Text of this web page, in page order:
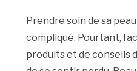
Prendre soin de sa
compliqué. Pourtant,
produits et de conseils